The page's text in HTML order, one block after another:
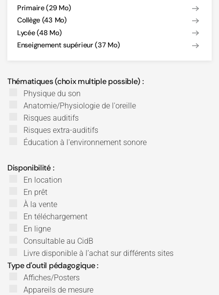
Primaire (29 Mo)
Collège (43 Mo)
Lycée (48 Mo)
Enseignement supérieur (37 Mo)
Thématiques (choix multiple possible) :
Physique du son
Anatomie/Physiologie de l'oreille
Risques auditifs
Risques extra-auditifs
Éducation à l'environnement sonore
Disponibilité :
En location
En prêt
À la vente
En téléchargement
En ligne
Consultable au CidB
Livre disponible à l’achat sur différents sites
Type d'outil pédagogique :
Affiches/Posters
Appareils de mesure